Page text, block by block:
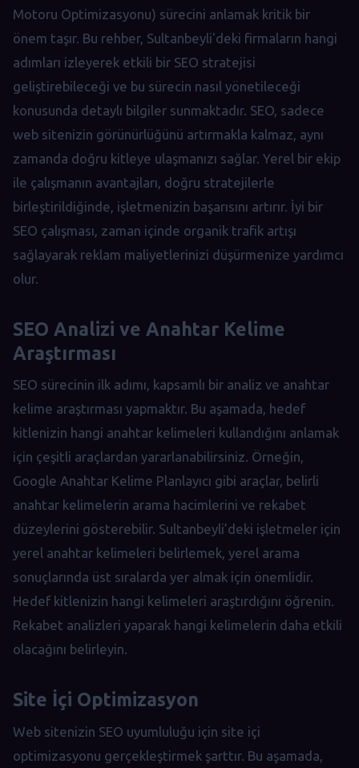
Motoru Optimizasyonu) sürecini anlamak kritik bir
önem taşır. Bu rehber, Sultanbeyli'deki firmaların hangi
adımları izleyerek etkili bir SEO stratejisi
geliştirebileceği ve bu sürecin nasıl yönetileceği
konusunda detaylı bilgiler sunmaktadır. SEO, sadece
web sitenizin görünürlüğünü artırmakla kalmaz, aynı
zamanda doğru kitleye ulaşmanızı sağlar. Yerel bir ekip
ile çalışmanın avantajları, doğru stratejilerle
birleştirildiğinde, işletmenizin başarısını artırır. İyi bir
SEO çalışması, zaman içinde organik trafik artışı
sağlayarak reklam maliyetlerinizi düşürmenize yardımcı
olur.
SEO Analizi ve Anahtar Kelime
Araştırması
SEO sürecinin ilk adımı, kapsamlı bir analiz ve anahtar
kelime araştırması yapmaktır. Bu aşamada, hedef
kitlenizin hangi anahtar kelimeleri kullandığını anlamak
için çeşitli araçlardan yararlanabilirsiniz. Örneğin,
Google Anahtar Kelime Planlayıcı gibi araçlar, belirli
anahtar kelimelerin arama hacimlerini ve rekabet
düzeylerini gösterebilir. Sultanbeyli’deki işletmeler için
yerel anahtar kelimeleri belirlemek, yerel arama
sonuçlarında üst sıralarda yer almak için önemlidir.
Hedef kitlenizin hangi kelimeleri araştırdığını öğrenin.
Rekabet analizleri yaparak hangi kelimelerin daha etkili
olacağını belirleyin.
Site İçi Optimizasyon
Web sitenizin SEO uyumluluğu için site içi
optimizasyonu gerçekleştirmek şarttır. Bu aşamada,